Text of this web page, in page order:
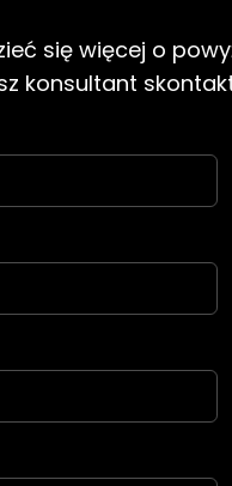
się więcej o
konsultant